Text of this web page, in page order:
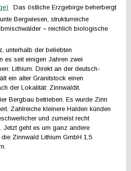
Das östliche Erzgebirge beherbergt
Bergwiesen, strukturreiche
– reichlich biologische
unterhalb der beliebten
es seit einigen Jahren zwei
Lithium. Direkt an der deutsch-
ein alter Granitstock einen
der Lokalität: Zinnwaldit.
Bergbau betrieben. Es wurde Zinn
Zahlreiche kleinere Halden künden
und zumeist recht
Jetzt geht es um ganz andere
Zinnwald Lithium GmbH 1,5